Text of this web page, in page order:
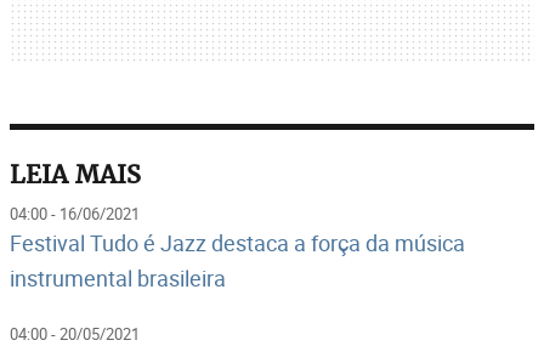
LEIA MAIS
04:00 - 16/06/2021
Festival Tudo é Jazz destaca a força da música
instrumental brasileira
04:00 - 20/05/2021